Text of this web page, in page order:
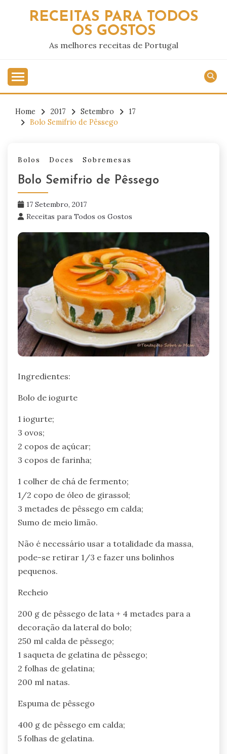
RECEITAS PARA TODOS
OS GOSTOS
As melhores receitas de Portugal
Home 2017 Setembro
17
Bolo Semifrio de Pêssego
Bolos Doces Sobremesas
Bolo Semifrio de Pêssego
17 Setembro, 2017
Receitas para Todos os Gostos
Ingredientes:
Bolo de iogurte
1 iogurte;
3 ovos;
2 copos de açúcar;
3 copos de farinha;
1 colher de chá de fermento;
1/2 copo de óleo de girassol;
3 metades de pêssego em calda;
Sumo de meio limão.
Não é necessário usar a totalidade da massa,
pode-se retirar 1/3 e fazer uns bolinhos
pequenos.
Recheio
200 g de pêssego de lata + 4 metades para a
decoração da lateral do bolo;
250 ml calda de pêssego;
1 saqueta de gelatina de pêssego;
2 folhas de gelatina;
200 ml natas.
Espuma de pêssego
400 g de pêssego em calda;
5 folhas de gelatina.